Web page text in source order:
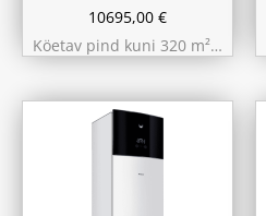
10695,00 €
Köetav pind kuni 320 m²…